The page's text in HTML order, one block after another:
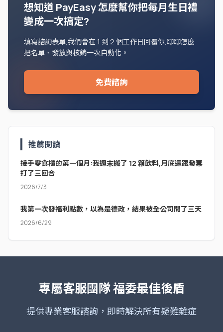
想知道 PayEasy 怎麼幫你把每月生日禮
變成一次搞定?
填寫諮詢表單,我們會在 1 到 2 個工作日回覆你,聊聊怎麼
把名單、發放與核銷一次自動化。
免費諮詢
推薦閱讀
接手零食櫃的第一個月:我週末搬了 12 箱飲料,月底還跟發票
打了三回合
2026/7/3
我第一次發福利點數，以為是德政，結果被全公司問了三天
2026/6/29
專屬客服團隊福委最佳後盾
提供專業客服諮詢，即時解決所有疑難雜症